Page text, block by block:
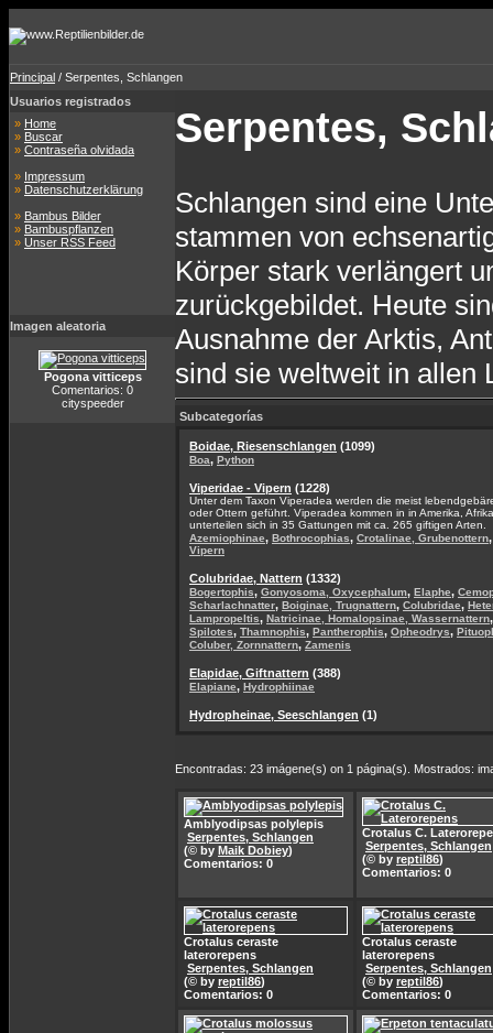
Principal / Serpentes, Schlangen
Usuarios registrados
» Home
» Buscar
» Contraseña olvidada
» Impressum
» Datenschutzerklärung
» Bambus Bilder
» Bambuspflanzen
» Unser RSS Feed
Imagen aleatoria
Pogona vitticeps
Comentarios: 0
cityspeeder
Serpentes,
Schlangen sind eine
stammen von
Körper stark verlängert
zurückgebildet. Heute
Ausnahme der Arktis,
sind sie weltweit in allen
Subcategorías
Boidae, Riesenschlangen (1099)
Boa, Python
Viperidae - Vipern (1228)
Unter dem Taxon Viperadea werden die meist
oder Ottern geführt. Viperadea kommen in in Amerika,
unterteilen sich in 35 Gattungen mit ca. 265 giftigen Arten.
Azemiophinae, Bothrocophias, Crotalinae, Grubenottern
Vipern
Colubridae, Nattern (1332)
Bogertophis, Gonyosoma, Oxycephalum, Elaphe,
Scharlachnatter, Boiginae, Trugnattern, Colubridae,
Lampropeltis, Natricinae, Homalopsinae, Wassernattern
Spilotes, Thamnophis, Pantherophis, Opheodrys,
Coluber, Zornnattern, Zamenis
Elapidae, Giftnattern (388)
Elapiane, Hydrophiinae
Hydropheinae, Seeschlangen (1)
Encontradas: 23 imágene(s) on 1 página(s). Mostrados:
Amblyodipsas polylepis
Serpentes, Schlangen
(© by Maik Dobiey)
Comentarios: 0
Crotalus C.
Serpentes, Schlangen
(© by reptil86)
Comentarios: 0
Crotalus ceraste
laterorepens
Serpentes, Schlangen
(© by reptil86)
Comentarios: 0
Crotalus ceraste
laterorepens
Serpentes, Schlangen
(© by reptil86)
Comentarios: 0